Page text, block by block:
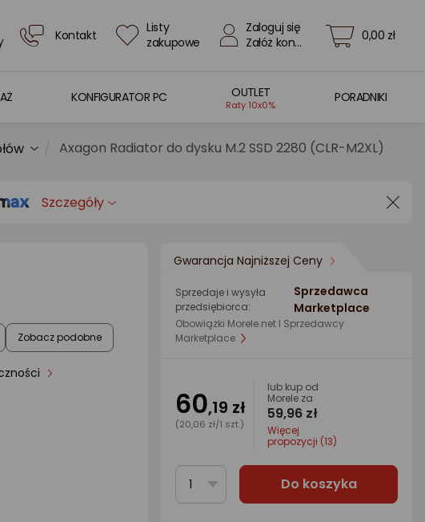
Kontakt
Listy
zakupowe
Zaloguj się
Załóż konto
0,00 zł
KONFIGURATOR PC OUTLET
Raty 10x0%
PORADNIKI
Axagon Radiator do dysku M.2 SSD 2280 (CLR-M2XL)
Szczegóły
Zobacz podobne
Gwarancja Najniższej Ceny
Sprzedaje i wysyła
przedsiębiorca:
Sprzedawca
Marketplace
Obowiązki Morele.net I Sprzedawcy
Marketplace.
60,19 zł
(20,06 zł/1 szt.)
lub kup od
Morele za
59,96 zł
Więcej
propozycji (13)
1 Do koszyka